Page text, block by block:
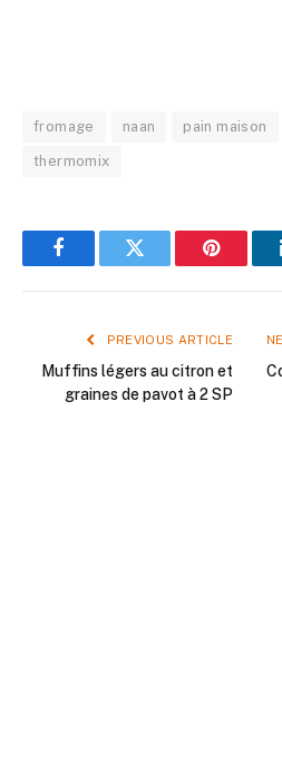
fromage naan pain maison
thermomix
FacebookTwitter Pinterest
PREVIOUS ARTICLE
Muffins légers au citron et
graines de pavot à 2 SP